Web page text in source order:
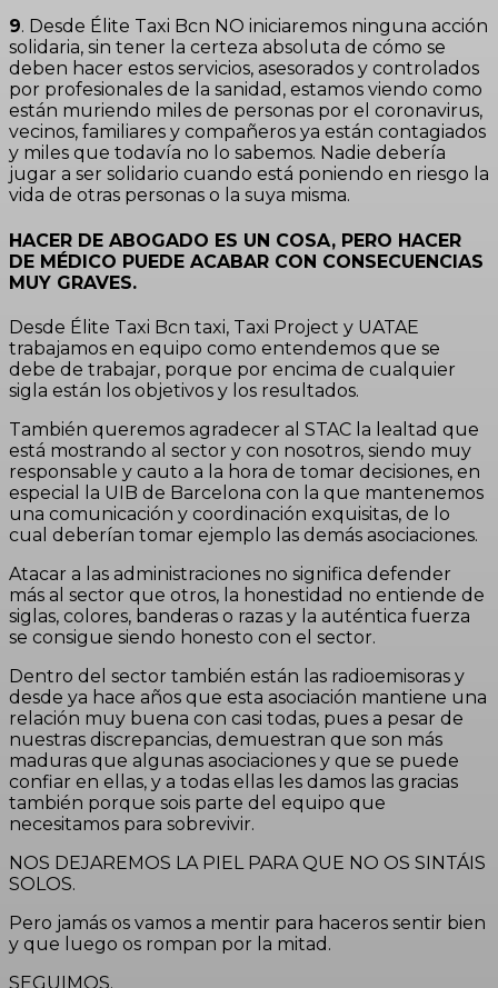
9. Desde Élite Taxi Bcn NO iniciaremos ninguna acción
solidaria, sin tener la certeza absoluta de cómo se
deben hacer estos servicios, asesorados y controlados
por profesionales de la sanidad, estamos viendo como
están muriendo miles de personas por el coronavirus,
vecinos, familiares y compañeros ya están contagiados
y miles que todavía no lo sabemos. Nadie debería
jugar a ser solidario cuando está poniendo en riesgo la
vida de otras personas o la suya misma.
HACER DE ABOGADO ES UN COSA, PERO HACER
DE MÉDICO PUEDE ACABAR CON CONSECUENCIAS
MUY GRAVES.
Desde Élite Taxi Bcn taxi, Taxi Project y UATAE
trabajamos en equipo como entendemos que se
debe de trabajar, porque por encima de cualquier
sigla están los objetivos y los resultados.
También queremos agradecer al STAC la lealtad que
está mostrando al sector y con nosotros, siendo muy
responsable y cauto a la hora de tomar decisiones, en
especial la UIB de Barcelona con la que mantenemos
una comunicación y coordinación exquisitas, de lo
cual deberían tomar ejemplo las demás asociaciones.
Atacar a las administraciones no significa defender
más al sector que otros, la honestidad no entiende de
siglas, colores, banderas o razas y la auténtica fuerza
se consigue siendo honesto con el sector.
Dentro del sector también están las radioemisoras y
desde ya hace años que esta asociación mantiene una
relación muy buena con casi todas, pues a pesar de
nuestras discrepancias, demuestran que son más
maduras que algunas asociaciones y que se puede
confiar en ellas, y a todas ellas les damos las gracias
también porque sois parte del equipo que
necesitamos para sobrevivir.
NOS DEJAREMOS LA PIEL PARA QUE NO OS SINTÁIS
SOLOS.
Pero jamás os vamos a mentir para haceros sentir bien
y que luego os rompan por la mitad.
SEGUIMOS.